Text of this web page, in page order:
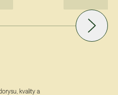
kvality a